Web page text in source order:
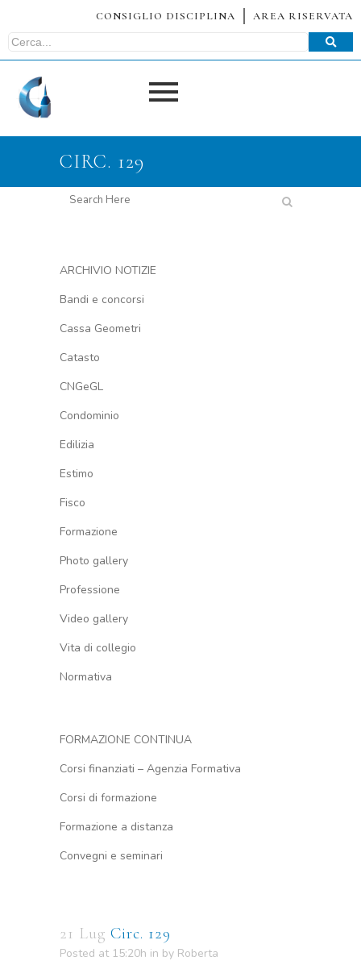
CONSIGLIO DISCIPLINA AREA RISERVATA
CIRC. 129
ARCHIVIO NOTIZIE
Bandi e concorsi
Cassa Geometri
Catasto
CNGeGL
Condominio
Edilizia
Estimo
Fisco
Formazione
Photo gallery
Professione
Video gallery
Vita di collegio
Normativa
FORMAZIONE CONTINUA
Corsi finanziati – Agenzia Formativa
Corsi di formazione
Formazione a distanza
Convegni e seminari
21 Lug Circ. 129
Posted at 15:20h in by Roberta